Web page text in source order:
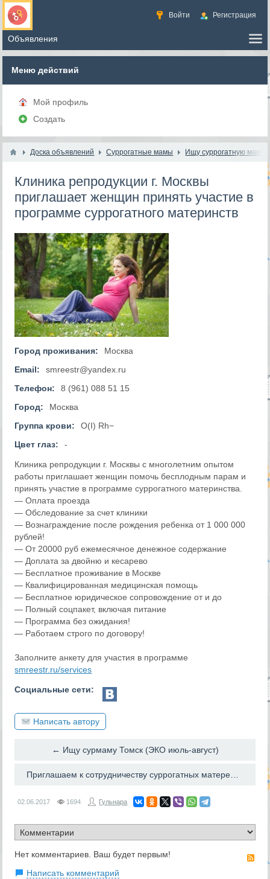
Войти Регистрация
Меню действий
Мой профиль
Создать
Доска объявлений Суррогатные мамы Ищу суррогатную маму
Клиника репродукции г. Москвы
приглашает женщин принять участие в
программе суррогатного материнств
Город проживания:
Москва
Email:
smreestr@yandex.ru
Телефон:
8 (961) 088 51 15
Город:
Москва
Группа крови:
O(I) Rh−
Цвет глаз:
-
Клиника репродукции г. Москвы с многолетним опытом
работы приглашает женщин помочь бесплодным парам и
принять участие в программе суррогатного материнства.
— Оплата проезда
— Обследование за счет клиники
— Вознаграждение после рождения ребенка от 1 000 000
рублей!
— От 20000 руб ежемесячное денежное содержание
— Доплата за двойню и кесарево
— Бесплатное проживание в Москве
— Квалифицированная медицинская помощь
— Бесплатное юридическое сопровождение от и до
— Полный соцпакет, включая питание
— Программа без ожидания!
— Работаем строго по договору!
Заполните анкету для участия в программе
smreestr.ru/services
Социальные сети:
Написать автору
← Ищу сурмаму Томск (ЭКО июль-август)
02.06.2017 1694 Гульнара
Нет комментариев. Ваш будет первым!
Написать комментарий